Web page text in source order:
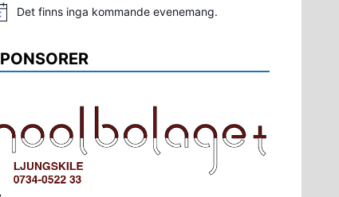
Det finns inga kommande evenemang.